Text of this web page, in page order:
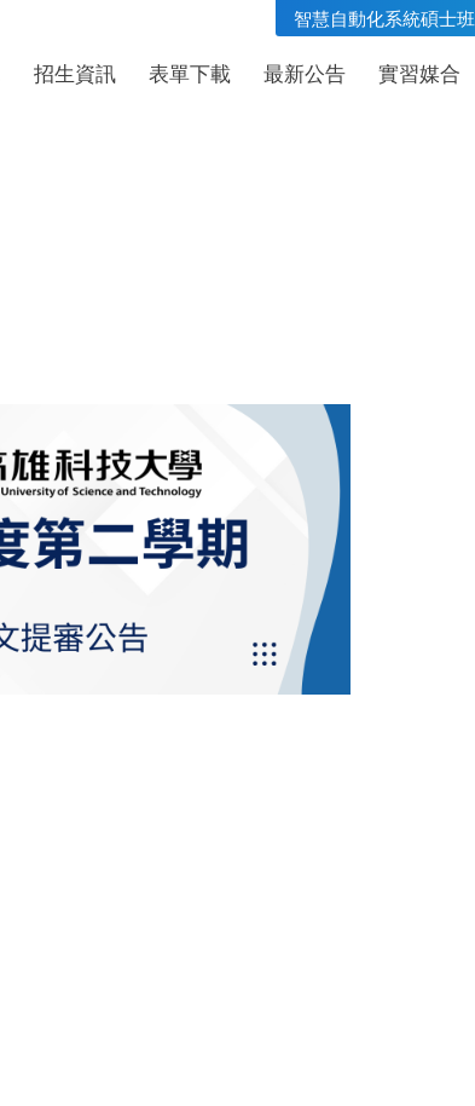
智慧自動化系統碩士班
招生資訊
轉系專區
表單下載
問卷專區
最新公告 實習媒合